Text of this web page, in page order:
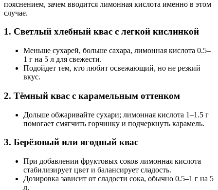
пояснением, зачем вводится лимонная кислота именно в этом
случае.
1. Светлый хлебный квас с легкой кислинкой
Меньше сухарей, больше сахара, лимонная кислота 0.5–
1 г на 5 л для свежести.
Подойдет тем, кто любит освежающий, но не резкий
вкус.
2. Тёмный квас с карамельным оттенком
Дольше обжаривайте сухари; лимонная кислота 1–1.5 г
помогает смягчить горчинку и подчеркнуть карамель.
3. Берёзовый или ягодный квас
При добавлении фруктовых соков лимонная кислота
стабилизирует цвет и балансирует сладость.
Дозировка зависит от сладости сока, обычно 0.5–1 г на 5
л.